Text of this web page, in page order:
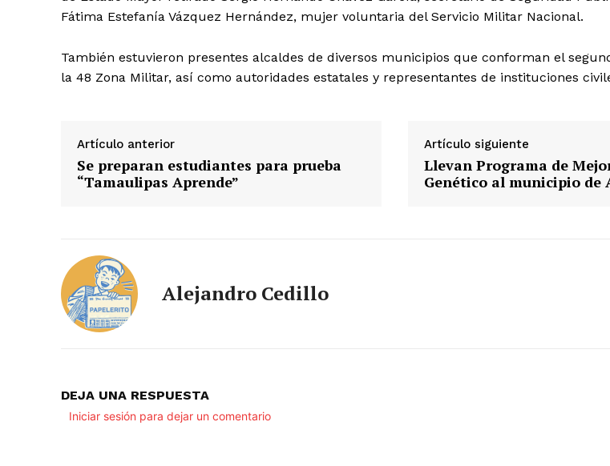
Fátima Estefanía Vázquez Hernández, mujer voluntaria del Servicio Militar Nacional.
También estuvieron presentes alcaldes de diversos municipios que conforman el
la 48 Zona Militar, así como autoridades estatales y representantes de instituciones
Artículo anterior
Se preparan estudiantes para prueba
“Tamaulipas Aprende”
Artículo siguiente
Llevan Programa de
Genético al municipio de
Alejandro Cedillo
DEJA UNA RESPUESTA
Iniciar sesión para dejar un comentario